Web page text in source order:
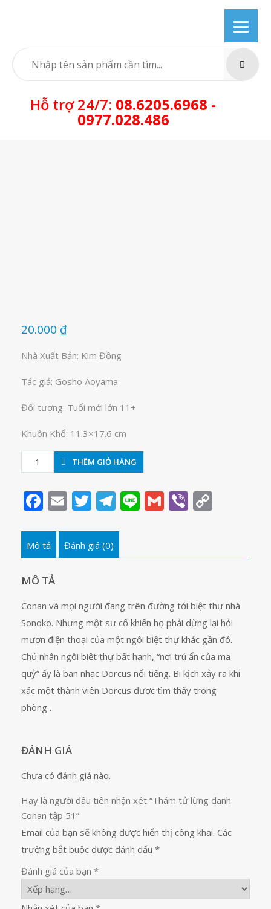
Hỗ trợ 24/7: 08.6205.6968 -
0977.028.486
20.000 ₫
Nhà Xuất Bản: Kim Đồng
Tác giả: Gosho Aoyama
Đối tượng: Tuổi mới lớn 11+
Khuôn Khổ: 11.3×17.6 cm
Thám
tử
danh
tập
51
lượng
THÊM GIỎ HÀNG
Facebook
EmailTwitter
Telegram
LineGmail
Viber
Mô tả Đánh giá (0)
MÔ TẢ
Conan và mọi người đang trên đường tới biệt thự nhà
Sonoko. Nhưng một sự cố khiến họ phải dừng lại hỏi
mượn điện thoại của một ngôi biệt thự khác gần đó.
Chủ nhân ngôi biệt thự bất hạnh, “nơi trú ẩn của ma
quỷ” ấy là ban nhạc Dorcus nổi tiếng. Bi kịch xảy ra khi
xác một thành viên Dorcus được tìm thấy trong
phòng…
ĐÁNH GIÁ
Chưa có đánh giá nào.
Hãy là người đầu tiên nhận xét “Thám tử lừng danh
Conan tập 51”
Email của bạn sẽ không được hiển thị công khai. Các
trường bắt buộc được đánh dấu *
Đánh giá của bạn *